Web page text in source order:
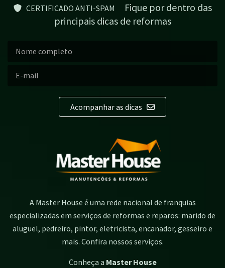
CERTIFICADO ANTI-SPAM
Fique por dentro das
principais dicas de reformas
Acompanhar as dicas
A Master House é uma rede nacional de franquias
especializadas em serviços de reformas e reparos: marido de
aluguel, pedreiro, pintor, eletricista, encanador, gesseiro e
mais. Confira nossos serviços.
Conheça a Master House